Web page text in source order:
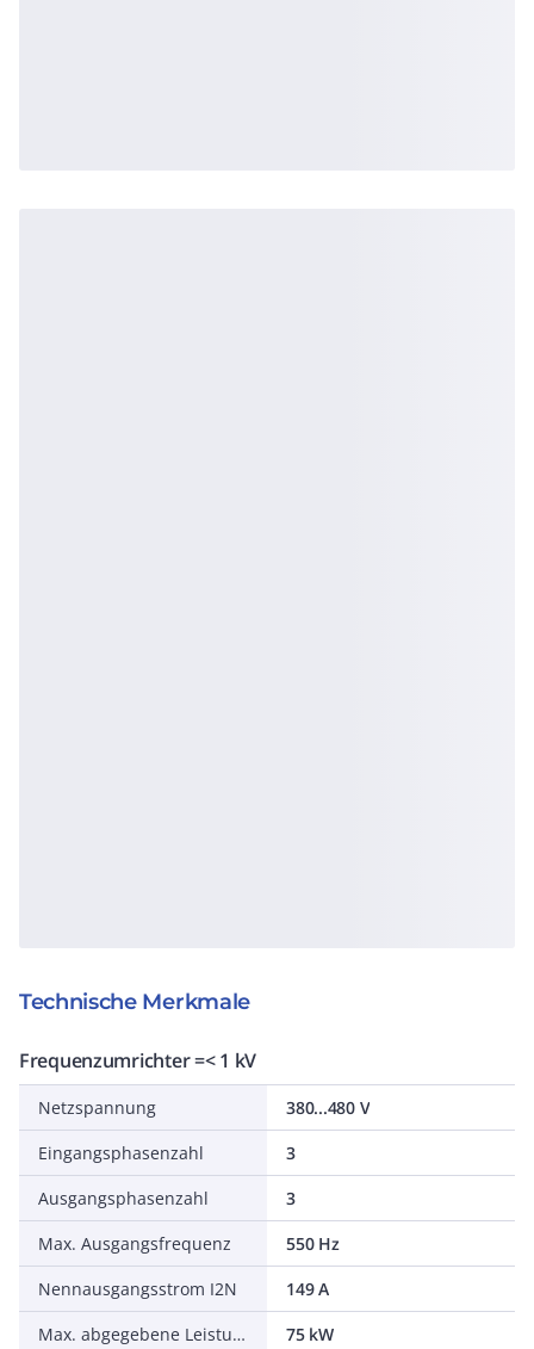
Technische Merkmale
Frequenzumrichter =< 1 kV
Netzspannung
380...480 V
Eingangsphasenzahl
3
Ausgangsphasenzahl
3
Max. Ausgangsfrequenz
550 Hz
Nennausgangsstrom I2N
149 A
Max. abgegebene Leistung bei quadrat. Belastung bei Bemessungsausgangsspannung
75 kW